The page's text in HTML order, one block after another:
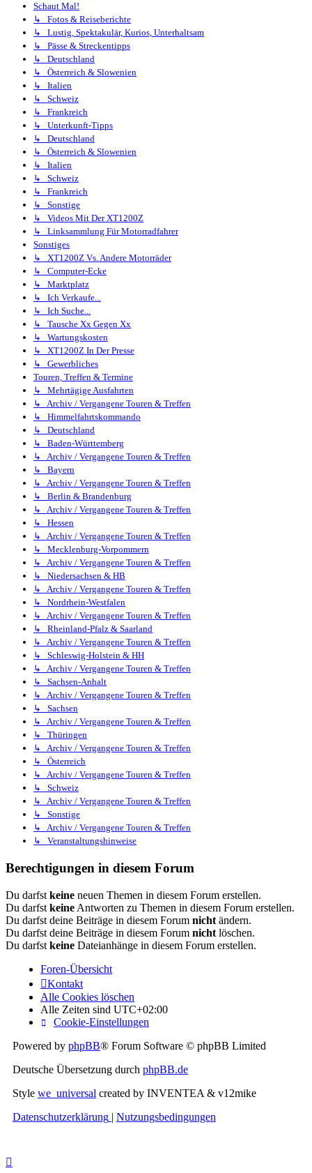
Schaut Mal!
↳ Fotos & Reiseberichte
↳ Lustig, Spektakulär, Kurios, Unterhaltsam
↳ Pässe & Streckentipps
↳ Deutschland
↳ Österreich & Slowenien
↳ Italien
↳ Schweiz
↳ Frankreich
↳ Unterkunft-Tipps
↳ Deutschland
↳ Österreich & Slowenien
↳ Italien
↳ Schweiz
↳ Frankreich
↳ Sonstige
↳ Videos Mit Der XT1200Z
↳ Linksammlung Für Motorradfahrer
Sonstiges
↳ XT1200Z Vs. Andere Motorräder
↳ Computer-Ecke
↳ Marktplatz
↳ Ich Verkaufe...
↳ Ich Suche...
↳ Tausche Xx Gegen Xx
↳ Wartungskosten
↳ XT1200Z In Der Presse
↳ Gewerbliches
Touren, Treffen & Termine
↳ Mehrtägige Ausfahrten
↳ Archiv / Vergangene Touren & Treffen
↳ Himmelfahrtskommando
↳ Deutschland
↳ Baden-Württemberg
↳ Archiv / Vergangene Touren & Treffen
↳ Bayern
↳ Archiv / Vergangene Touren & Treffen
↳ Berlin & Brandenburg
↳ Archiv / Vergangene Touren & Treffen
↳ Hessen
↳ Archiv / Vergangene Touren & Treffen
↳ Mecklenburg-Vorpommern
↳ Archiv / Vergangene Touren & Treffen
↳ Niedersachsen & HB
↳ Archiv / Vergangene Touren & Treffen
↳ Nordrhein-Westfalen
↳ Archiv / Vergangene Touren & Treffen
↳ Rheinland-Pfalz & Saarland
↳ Archiv / Vergangene Touren & Treffen
↳ Schleswig-Holstein & HH
↳ Archiv / Vergangene Touren & Treffen
↳ Sachsen-Anhalt
↳ Archiv / Vergangene Touren & Treffen
↳ Sachsen
↳ Archiv / Vergangene Touren & Treffen
↳ Thüringen
↳ Archiv / Vergangene Touren & Treffen
↳ Österreich
↳ Archiv / Vergangene Touren & Treffen
↳ Schweiz
↳ Archiv / Vergangene Touren & Treffen
↳ Sonstige
↳ Archiv / Vergangene Touren & Treffen
↳ Veranstaltungshinweise
Berechtigungen in diesem Forum
Du darfst keine neuen Themen in diesem Forum erstellen.
Du darfst keine Antworten zu Themen in diesem Forum erstellen.
Du darfst deine Beiträge in diesem Forum nicht ändern.
Du darfst deine Beiträge in diesem Forum nicht löschen.
Du darfst keine Dateianhänge in diesem Forum erstellen.
Foren-Übersicht
Kontakt
Alle Cookies löschen
Alle Zeiten sind UTC+02:00
Cookie-Einstellungen
Powered by phpBB® Forum Software © phpBB Limited
Deutsche Übersetzung durch phpBB.de
Style we_universal created by INVENTEA & v12mike
Datenschutzerklärung | Nutzungsbedingungen